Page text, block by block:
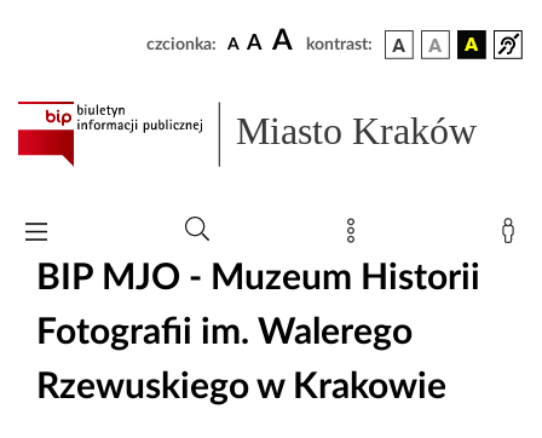
czcionka: A A A kontrast:
Miasto Kraków
BIP MJO - Muzeum Historii
Fotografii im. Walerego
Rzewuskiego w Krakowie